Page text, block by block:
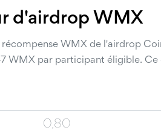
d'airdrop WMX
WMX de l'airdrop
WMX par participant éligible.